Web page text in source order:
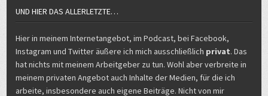
UND HIER DAS ALLERLETZTE…
Hier in meinem Internetangebot, im Podcast, bei Facebook,
Instagram und Twitter äußere ich mich ausschließlich privat. Das
hat nichts mit meinem Arbeitgeber zu tun. Wohl aber verbreite in
meinem privaten Angebot auch Inhalte der Medien, für die ich
arbeite, insbesondere auch eigene Beiträge. Nicht von mir